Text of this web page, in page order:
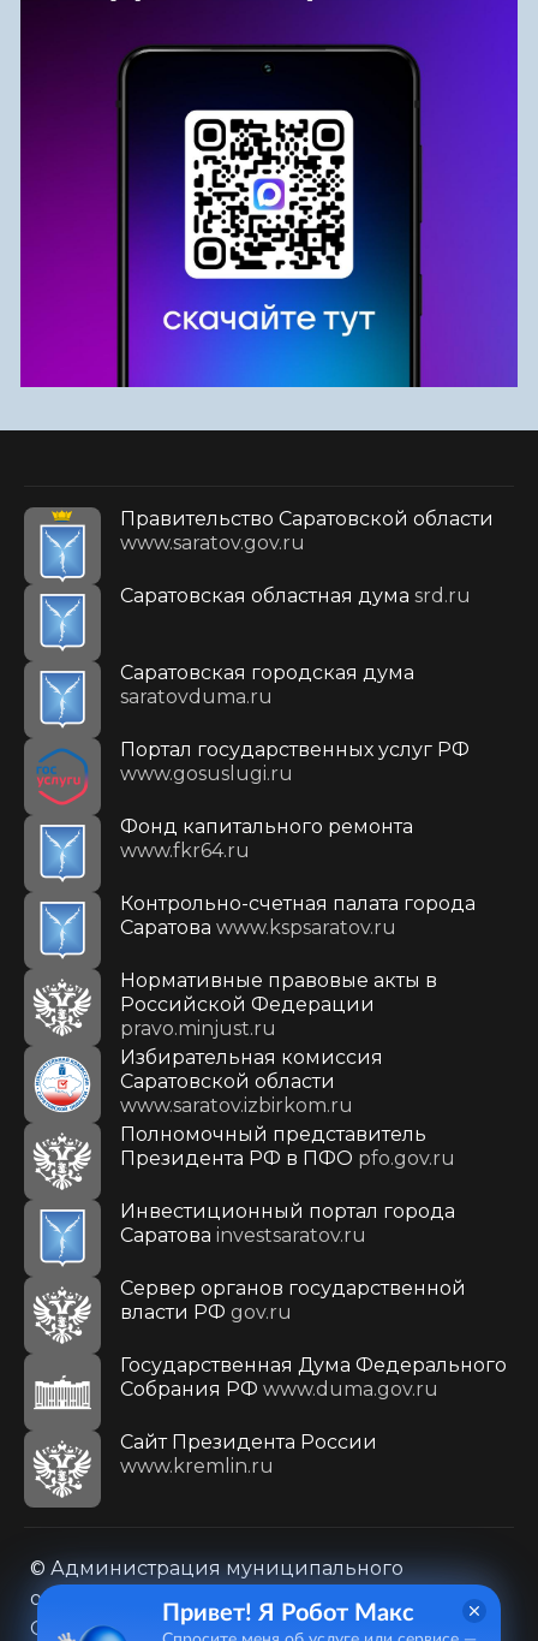
Правительство Саратовской области
www.saratov.gov.ru
Саратовская областная дума srd.ru
Саратовская городская дума
saratovduma.ru
Портал государственных услуг РФ
www.gosuslugi.ru
Фонд капитального ремонта
www.fkr64.ru
Контрольно-счетная палата города
Саратова www.kspsaratov.ru
Нормативные правовые акты в
Российской Федерации
pravo.minjust.ru
Избирательная комиссия
Саратовской области
www.saratov.izbirkom.ru
Полномочный представитель
Президента РФ в ПФО pfo.gov.ru
Инвестиционный портал города
Саратова investsaratov.ru
Сервер органов государственной
власти РФ gov.ru
Государственная Дума Федерального
Собрания РФ www.duma.gov.ru
Cайт Президента России
www.kremlin.ru
© Администрация муниципального
образования городского округа «Город
Саратов»
Привет! Я Робот Макс